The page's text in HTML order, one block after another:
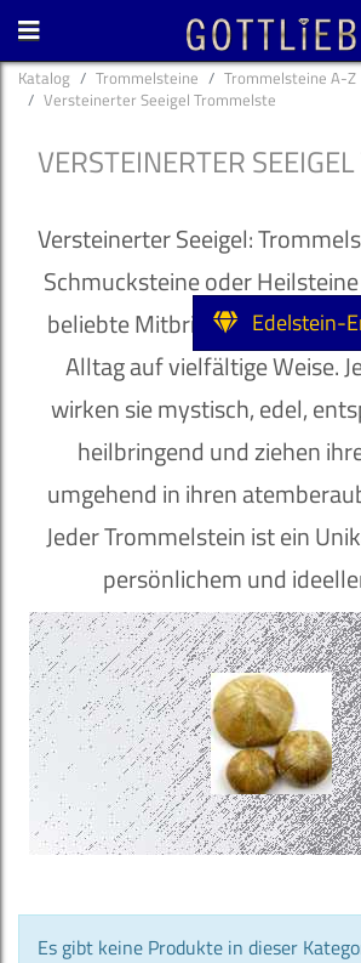
Edelstein-
Katalog Trommelsteine
Trommelsteine A-Z
Versteinerter Seeigel Trommelste
VERSTEINERTER
Versteinerter Seeigel:
Schmucksteine oder
beliebte Mitbringsel und
Alltag auf vielfältige Weise.
wirken sie mystisch, edel,
heilbringend und ziehen
umgehend in ihren
Jeder Trommelstein ist ein
persönlichem und
Es gibt keine Produkte in dieser